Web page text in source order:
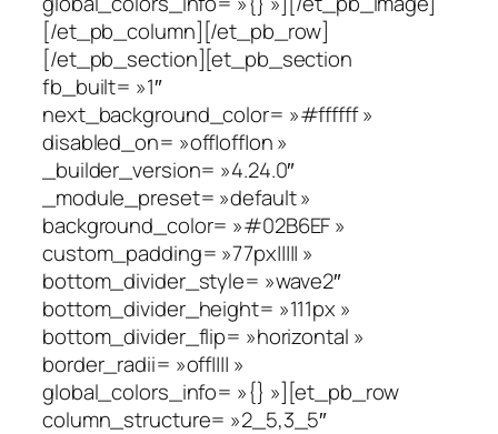
[/et_pb_column][/et_pb_row]
[/et_pb_section][et_pb_section
fb_built= »1″
next_background_color= »#ffffff »
disabled_on= »off|off|on »
_builder_version= »4.24.0″
_module_preset= »default »
background_color= »#02B6EF »
custom_padding= »77px||||| »
bottom_divider_style= »wave2″
bottom_divider_height= »111px »
bottom_divider_flip= »horizontal »
border_radii= »off|||| »
global_colors_info= »{} »][et_pb_row
column_structure= »2_5,3_5″